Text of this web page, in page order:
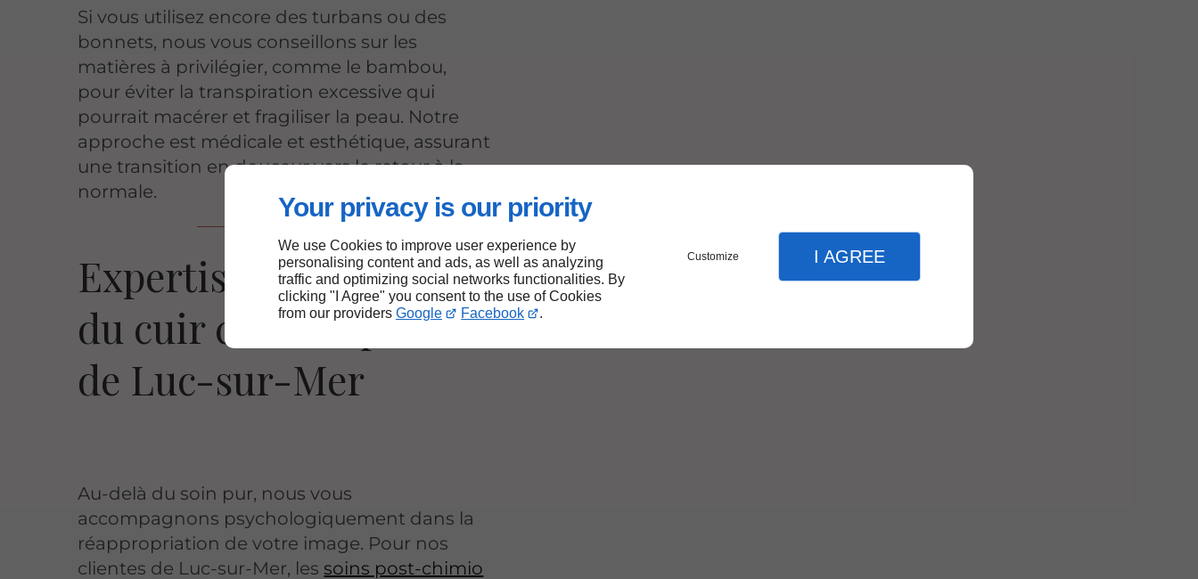
Your privacy is our priority
We use Cookies to improve user experience by
personalising content and ads, as well as analyzing
traffic and optimizing social networks functionalities. By
clicking "I Agree" you consent to the use of Cookies
from our providers Google Facebook .
Customize I AGREE
Si vous utilisez encore des turbans ou des
bonnets, nous vous conseillons sur les
matières à privilégier, comme le bambou,
pour éviter la transpiration excessive qui
pourrait macérer et fragiliser la peau. Notre
approche est médicale et esthétique, assurant
une transition en douceur vers le retour à la
normale.
Expertise en confort
du cuir chevelu proche
de Luc-sur-Mer
Au-delà du soin pur, nous vous
accompagnons psychologiquement dans la
réappropriation de votre image. Pour nos
clientes de Luc-sur-Mer, les soins post-chimio